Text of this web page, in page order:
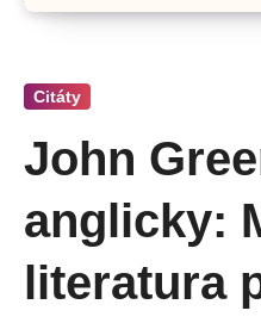
Citáty
John
anglicky:
literatura